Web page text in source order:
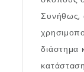
Συνήθως,
διάστημα